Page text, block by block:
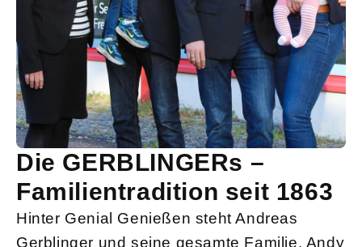
Die GERBLINGERs –
Familientradition seit 1863
Hinter Genial Genießen steht Andreas
Gerblinger und seine gesamte Familie. Andy